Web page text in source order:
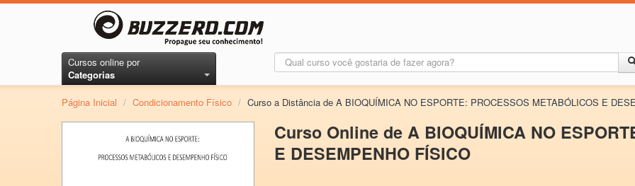
Cursos online por
Categorias
Página Inicial / Condicionamento Físico / Curso a Distância de A BIOQUÍMICA NO ESPORTE: PROCESSOS METABÓLICOS E
Curso Online de A BIOQUÍMICA NO
E DESEMPENHO FÍSICO